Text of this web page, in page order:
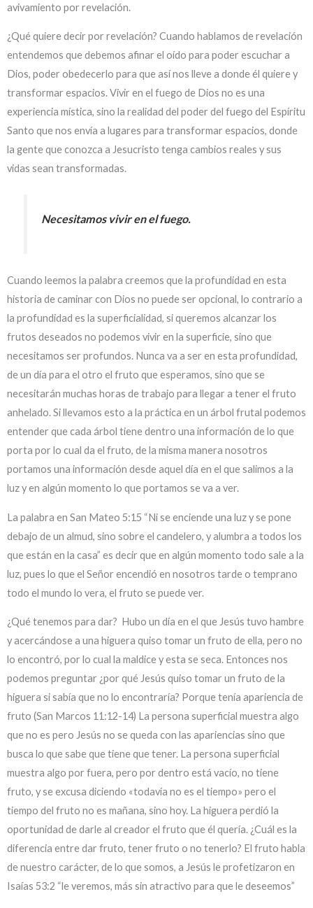
avivamiento por revelación.
¿Qué quiere decir por revelación? Cuando hablamos de revelación
entendemos que debemos afinar el oído para poder escuchar a
Dios, poder obedecerlo para que así nos lleve a donde él quiere y
transformar espacios. Vivir en el fuego de Dios no es una
experiencia mística, sino la realidad del poder del fuego del Espíritu
Santo que nos envía a lugares para transformar espacios, donde
la gente que conozca a Jesucristo tenga cambios reales y sus
vidas sean transformadas.
Necesitamos vivir en el fuego.
Cuando leemos la palabra creemos que la profundidad en esta
historia de caminar con Dios no puede ser opcional, lo contrario a
la profundidad es la superficialidad, si queremos alcanzar los
frutos deseados no podemos vivir en la superficie, sino que
necesitamos ser profundos. Nunca va a ser en esta profundidad,
de un día para el otro el fruto que esperamos, sino que se
necesitarán muchas horas de trabajo para llegar a tener el fruto
anhelado. Si llevamos esto a la práctica en un árbol frutal podemos
entender que cada árbol tiene dentro una información de lo que
porta por lo cual da el fruto, de la misma manera nosotros
portamos una información desde aquel día en el que salimos a la
luz y en algún momento lo que portamos se va a ver.
La palabra en San Mateo 5:15 “Ni se enciende una luz y se pone
debajo de un almud, sino sobre el candelero, y alumbra a todos los
que están en la casa” es decir que en algún momento todo sale a la
luz, pues lo que el Señor encendió en nosotros tarde o temprano
todo el mundo lo vera, el fruto se puede ver.
¿Qué tenemos para dar? Hubo un día en el que Jesús tuvo hambre
y acercándose a una higuera quiso tomar un fruto de ella, pero no
lo encontró, por lo cual la maldice y esta se seca. Entonces nos
podemos preguntar ¿por qué Jesús quiso tomar un fruto de la
higuera si sabía que no lo encontraría? Porque tenía apariencia de
fruto (San Marcos 11:12-14) La persona superficial muestra algo
que no es pero Jesús no se queda con las apariencias sino que
busca lo que sabe que tiene que tener. La persona superficial
muestra algo por fuera, pero por dentro está vacío, no tiene
fruto, y se excusa diciendo «todavía no es el tiempo» pero el
tiempo del fruto no es mañana, sino hoy. La higuera perdió la
oportunidad de darle al creador el fruto que él quería. ¿Cuál es la
diferencia entre dar fruto, tener fruto o no tenerlo? El fruto habla
de nuestro carácter, de lo que somos, a Jesús le profetizaron en
Isaías 53:2 “le veremos, más sin atractivo para que le deseemos”